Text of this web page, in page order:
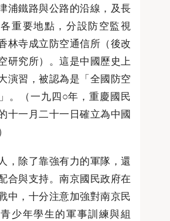
浦鐵路與公路的沿線，及長
重要地點，分設防空監視
林寺成立防空通信所（後改
研究所）。這是中國歷史上
演習，被認為是「全國防空
。（一九四○年，重慶國民
十一月二十一日確立為中國
，除了靠強有力的軍隊，還
合與支持。南京國民政府在
中，十分注意加強對南京民
少年學生的軍事訓練與組